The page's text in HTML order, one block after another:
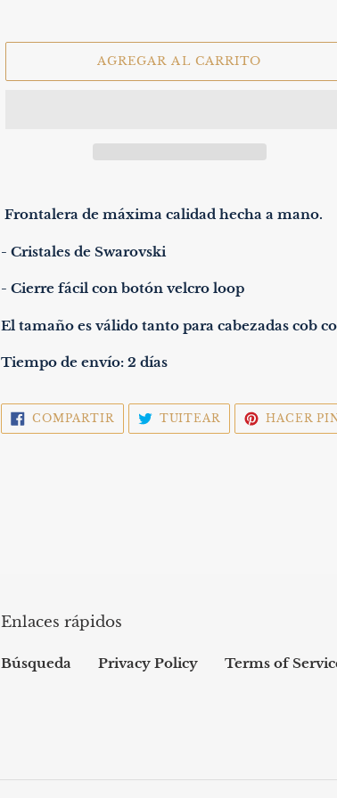
AGREGAR AL CARRITO
el
carrito
compra
Frontalera de máxima calidad hecha a mano.
- Cristales de Swarovski
- Cierre fácil con botón velcro loop
El tamaño es válido tanto para cabezadas cob
Tiempo de envío: 2 días
COMPARTIR COMPARTIR
EN
FACEBOOK
TUITEAR TUITEAR
EN
TWITTER
HACER
Enlaces rápidos
Búsqueda Privacy Policy Terms of